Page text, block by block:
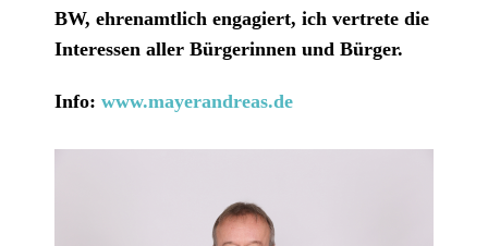
BW, ehrenamtlich engagiert, ich vertrete die
Interessen aller Bürgerinnen und Bürger.
Info: www.mayerandreas.de